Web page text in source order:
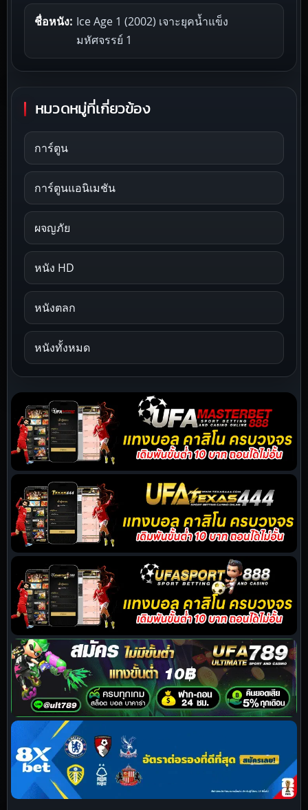
ชื่อหนัง: Ice Age 1 (2002) เจาะยุคน้ำแข็ง
มหัศจรรย์ 1
หมวดหมู่ที่เกี่ยวข้อง
การ์ตูน
การ์ตูนแอนิเมชัน
ผจญภัย
หนัง HD
หนังตลก
หนังทั้งหมด